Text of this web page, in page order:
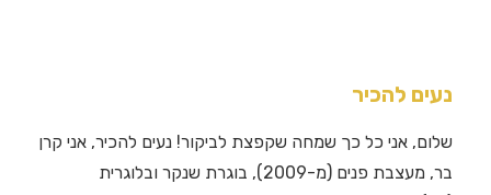
נעים להכיר
שלום, אני כל כך שמחה שקפצת לביקור! נעים להכיר, אני קרן
בר, מעצבת פנים (מ-2009), בוגרת שנקר ובלוגרית